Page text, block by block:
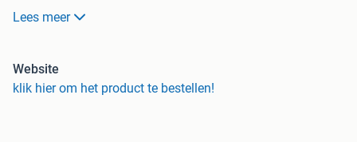
Bieden is niet mogelijk. Je kan onze producten via de
De Epson Perfection V39II is een gebruiksvriendelijke, USB-
Lees meer
Website
klik hier om het product te bestellen!